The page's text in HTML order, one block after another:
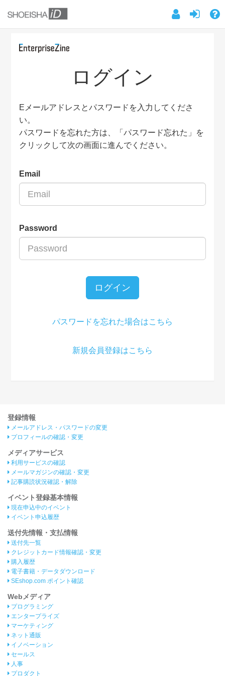
ログイン
Eメールアドレスとパスワードを入力してくださ
い。
パスワードを忘れた方は、「パスワード忘れた」を
クリックして次の画面に進んでください。
Email
Password
ログイン
パスワードを忘れた場合はこちら
新規会員登録はこちら
登録情報
メールアドレス・パスワードの変更
プロフィールの確認・変更
メディアサービス
利用サービスの確認
メールマガジンの確認・変更
記事購読状況確認・解除
イベント登録基本情報
現在申込中のイベント
イベント申込履歴
送付先情報・支払情報
送付先一覧
クレジットカード情報確認・変更
購入履歴
電子書籍・データダウンロード
SEshop.com ポイント確認
Webメディア
プログラミング
エンタープライズ
マーケティング
ネット通販
イノベーション
セールス
人事
プロダクト